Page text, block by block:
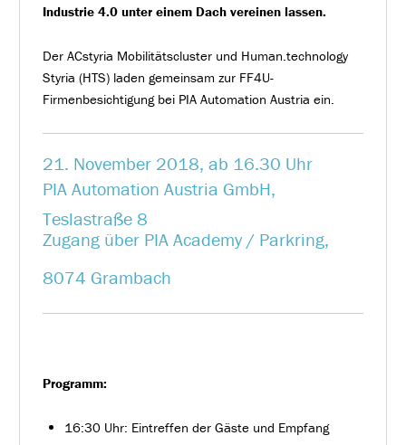
Industrie 4.0 unter einem Dach vereinen lassen.
Der ACstyria Mobilitätscluster und Human.technology
Styria (HTS) laden gemeinsam zur FF4U-
Firmenbesichtigung bei PIA Automation Austria ein.
21. November 2018, ab 16.30 Uhr
PIA Automation Austria GmbH,
Teslastraße 8
Zugang über PIA Academy / Parkring,
8074 Grambach
Programm:
16:30 Uhr: Eintreffen der Gäste und Empfang